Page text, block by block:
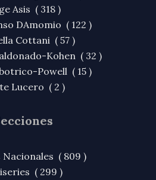
Asis ( 318 )
DAmomio ( 122 )
Cottani ( 57 )
Kohen ( 32 )
Powell ( 15 )
Lucero ( 2 )
( 809 )
( 299 )